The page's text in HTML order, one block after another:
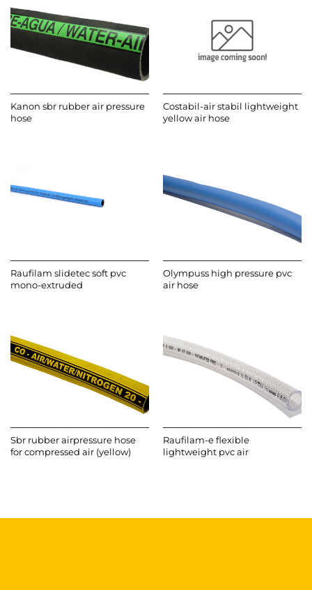
Costabil-air stabil lightweight
yellow air hose
Kanon sbr rubber air pressure
hose
Olympuss high pressure pvc
air hose
Raufilam slidetec soft pvc
mono-extruded
Raufilam-e flexible
lightweight pvc air
Sbr rubber airpressure hose
for compressed air (yellow)